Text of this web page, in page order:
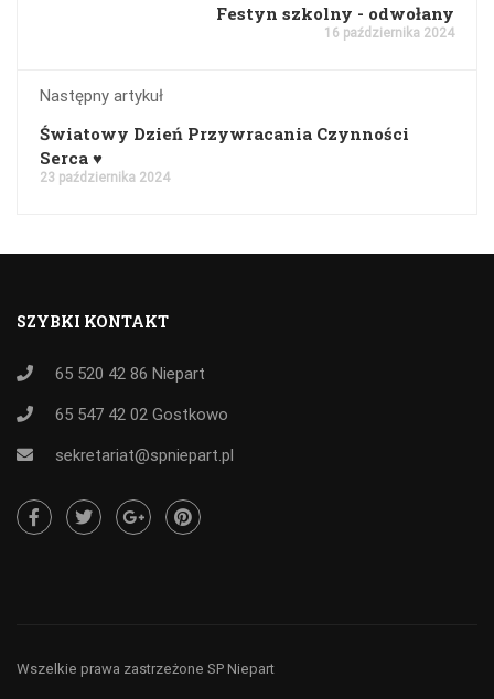
Festyn szkolny - odwołany
16 października 2024
Następny artykuł
Światowy Dzień Przywracania Czynności
Serca ♥️
23 października 2024
SZYBKI KONTAKT
65 520 42 86 Niepart
65 547 42 02 Gostkowo
sekretariat@spniepart.pl
Wszelkie prawa zastrzeżone SP Niepart